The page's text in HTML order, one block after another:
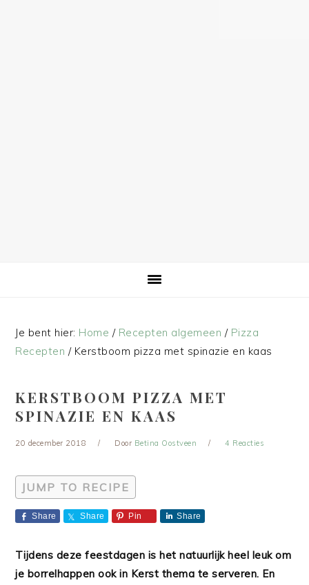
Je bent hier: Home / Recepten algemeen / Pizza
Recepten /Kerstboom pizza met spinazie en kaas
KERSTBOOM PIZZA MET
SPINAZIE EN KAAS
20 december 2018 Door Betina Oostveen 4 Reacties
JUMP TO RECIPE
Share Share Pin Share
Tijdens deze feestdagen is het natuurlijk heel leuk om
je borrelhappen ook in Kerst thema te serveren. En